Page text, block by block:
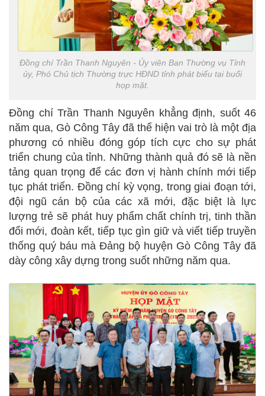
Đồng chí Trần Thanh Nguyên - Ủy viên Ban Thường vụ Tỉnh
ủy, Phó Chủ tịch Thường trực HĐND tỉnh phát biểu tại buổi
họp mặt.
Đồng chí Trần Thanh Nguyên khẳng định, suốt 46
năm qua, Gò Công Tây đã thể hiện vai trò là một địa
phương có nhiều đóng góp tích cực cho sự phát
triển chung của tỉnh. Những thành quả đó sẽ là nền
tảng quan trọng để các đơn vị hành chính mới tiếp
tục phát triển. Đồng chí kỳ vọng, trong giai đoạn tới,
đội ngũ cán bộ của các xã mới, đặc biệt là lực
lượng trẻ sẽ phát huy phẩm chất chính trị, tinh thần
đổi mới, đoàn kết, tiếp tục gìn giữ và viết tiếp truyền
thống quý báu mà Đảng bộ huyện Gò Công Tây đã
dày công xây dựng trong suốt những năm qua.